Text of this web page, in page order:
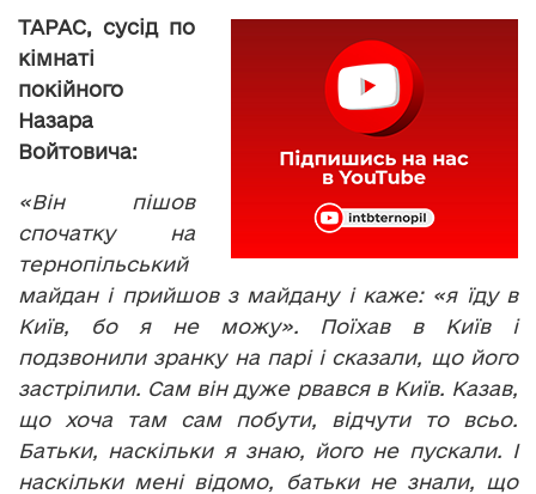
ТАРАС, сусід по
кімнаті
покійного
Назара
Войтовича:
«Він пішов
спочатку на
тернопільський
майдан і прийшов з майдану і каже: «я їду в
Київ, бо я не можу». Поїхав в Київ і
подзвонили зранку на парі і сказали, що його
застрілили. Сам він дуже рвався в Київ. Казав,
що хоча там сам побути, відчути то всьо.
Батьки, наскільки я знаю, його не пускали. І
наскільки мені відомо, батьки не знали, що